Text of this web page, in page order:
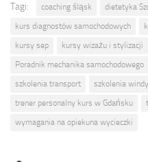
Tagi: coaching śląsk dietetyka
kurs diagnostów samochodowych
kursy sep
kursy wizażu i stylizacji
Poradnik mechanika samochodowego
szkolenia transport
szkolenia
trener personalny kurs w Gdańsku
wymagania na opiekuna wycieczki